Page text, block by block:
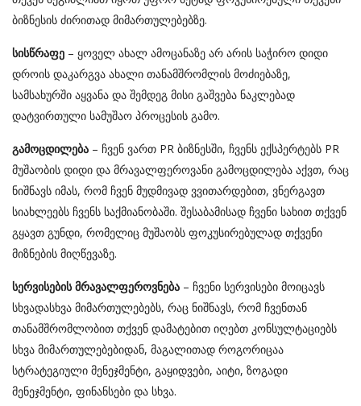
ბიზნესის ძირითად მიმართულებებზე.
სისწრაფე – ყოველ ახალ ამოცანაზე არ არის საჭირო დიდი
დროის დაკარგვა ახალი თანამშრომლის მოძიებაზე,
სამსახურში აყვანა და შემდეგ მისი გაშვება ნაკლებად
დატვირთული სამუშაო პროცესის გამო.
გამოცდილება – ჩვენ ვართ PR ბიზნესში, ჩვენს ექსპერტებს PR
მუშაობის დიდი და მრავალფეროვანი გამოცდილება აქვთ, რაც
ნიშნავს იმას, რომ ჩვენ მუდმივად ვვითარდებით, ვნერგავთ
სიახლეებს ჩვენს საქმიანობაში. შესაბამისად ჩვენი სახით თქვენ
გყავთ გუნდი, რომელიც მუშაობს ფოკუსირებულად თქვენი
მიზნების მიღწევაზე.
სერვისების მრავალფეროვნება – ჩვენი სერვისები მოიცავს
სხვადასხვა მიმართულებებს, რაც ნიშნავს, რომ ჩვენთან
თანამშრომლობით თქვენ დამატებით იღებთ კონსულტაციებს
სხვა მიმართულებებიდან, მაგალითად როგორიცაა
სტრატეგიული მენეჯმენტი, გაყიდვები, აიტი, ზოგადი
მენეჯმენტი, ფინანსები და სხვა.